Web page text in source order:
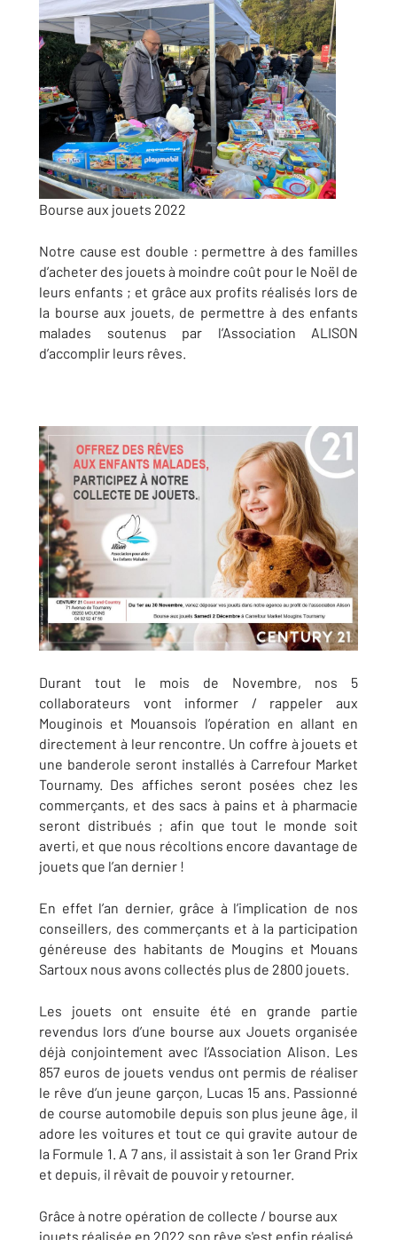
Bourse aux jouets 2022
Notre cause est double : permettre à des familles
d’acheter des jouets à moindre coût pour le Noël de
leurs enfants ; et grâce aux profits réalisés lors de
la bourse aux jouets, de permettre à des enfants
malades soutenus par l’Association ALISON
d’accomplir leurs rêves.
Durant tout le mois de Novembre, nos 5
collaborateurs vont informer / rappeler aux
Mouginois et Mouansois l’opération en allant en
directement à leur rencontre. Un coffre à jouets et
une banderole seront installés à Carrefour Market
Tournamy. Des affiches seront posées chez les
commerçants, et des sacs à pains et à pharmacie
seront distribués ; afin que tout le monde soit
averti, et que nous récoltions encore davantage de
jouets que l’an dernier !
En effet l’an dernier, grâce à l’implication de nos
conseillers, des commerçants et à la participation
généreuse des habitants de Mougins et Mouans
Sartoux nous avons collectés plus de 2800 jouets.
Les jouets ont ensuite été en grande partie
revendus lors d’une bourse aux Jouets organisée
déjà conjointement avec l’Association Alison. Les
857 euros de jouets vendus ont permis de réaliser
le rêve d’un jeune garçon, Lucas 15 ans. Passionné
de course automobile depuis son plus jeune âge, il
adore les voitures et tout ce qui gravite autour de
la Formule 1. A 7 ans, il assistait à son 1er Grand Prix
et depuis, il rêvait de pouvoir y retourner.
Grâce à notre opération de collecte / bourse aux
jouets réalisée en 2022 son rêve s'est enfin réalisé